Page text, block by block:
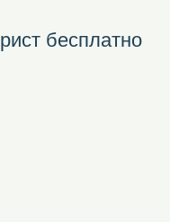
бесплатно